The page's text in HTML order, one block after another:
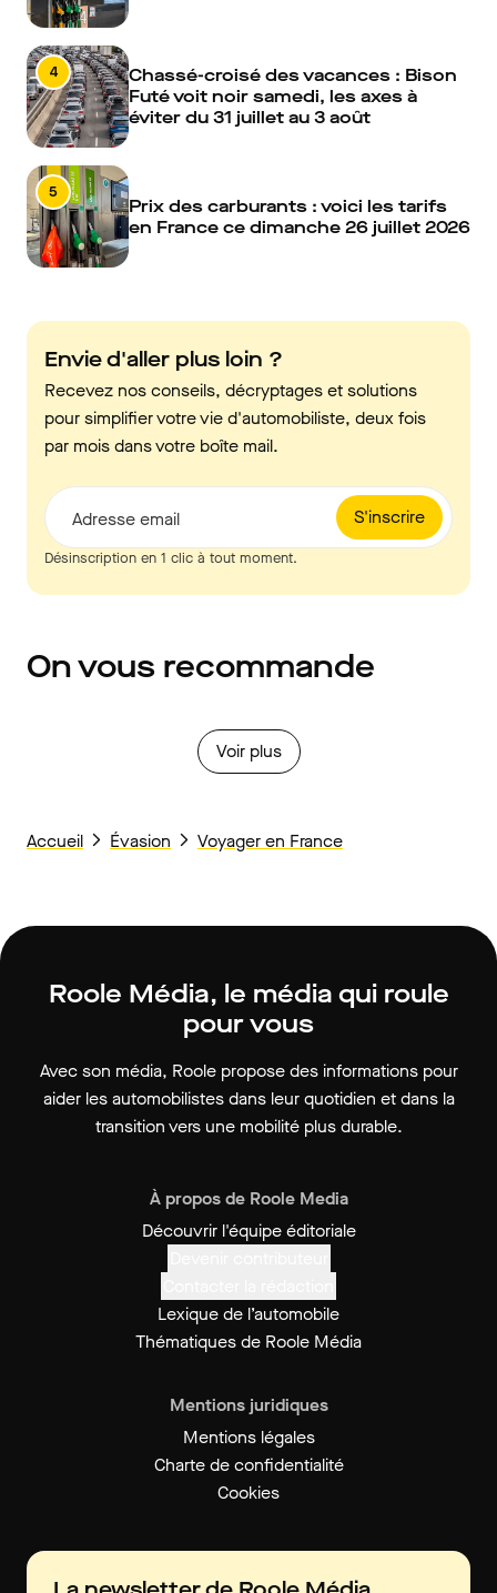
4
Chassé-croisé des vacances : Bison
Futé voit noir samedi, les axes à
éviter du 31 juillet au 3 août
5
Prix des carburants : voici les tarifs
en France ce dimanche 26 juillet 2026
Envie d'aller plus loin ?
Recevez nos conseils, décryptages et solutions
pour simplifier votre vie d'automobiliste, deux fois
par mois dans votre boîte mail.
S'inscrire
Adresse email
Désinscription en 1 clic à tout moment.
On vous recommande
Voir plus
Accueil Évasion Voyager en France
Roole Média, le média qui roule
pour vous
Avec son média, Roole propose des informations pour
aider les automobilistes dans leur quotidien et dans la
transition vers une mobilité plus durable.
À propos de Roole Media
Découvrir l'équipe éditoriale
Lexique de l’automobile
Thématiques de Roole Média
Mentions juridiques
Mentions légales
Charte de confidentialité
Cookies